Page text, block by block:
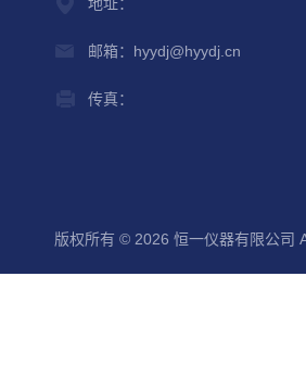
邮箱：hyydj@hyydj.cn
传真：
版权所有 © 2026 恒一仪器有限公司